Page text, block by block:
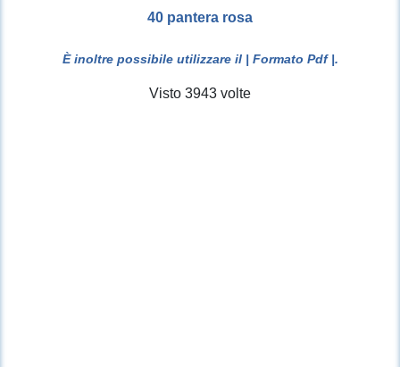
40 pantera rosa
È inoltre possibile utilizzare il | Formato Pdf |.
Visto 3943 volte